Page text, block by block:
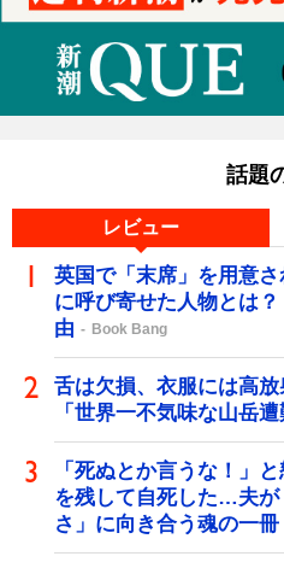
話題
レビュー
英国で「末席」を用意さ
に呼び寄せた人物とは
由
Book Bang
舌は欠損、衣服には高
「世界一不気味な山岳
「死ぬとか言うな！」
を残して自死した…夫
さ」に向き合う魂の一冊